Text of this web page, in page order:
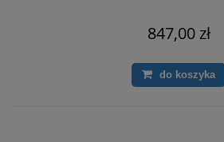
847,00 zł
do koszyka